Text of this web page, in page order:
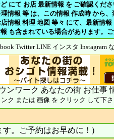
にて お店 最新情報 を ご確認くだ
情報 等 は、この情報 作成時 から
報 料理 地図 等々 にて、最新情報
も含まれている場合があります。
Twitter LINE インスタ Instagram
ンワーク あなたの街 お仕事
ンク または 画像 を クリック して下
す。ご予約はお早めに！)